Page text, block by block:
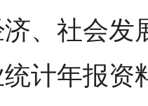
、社会发
计年报资